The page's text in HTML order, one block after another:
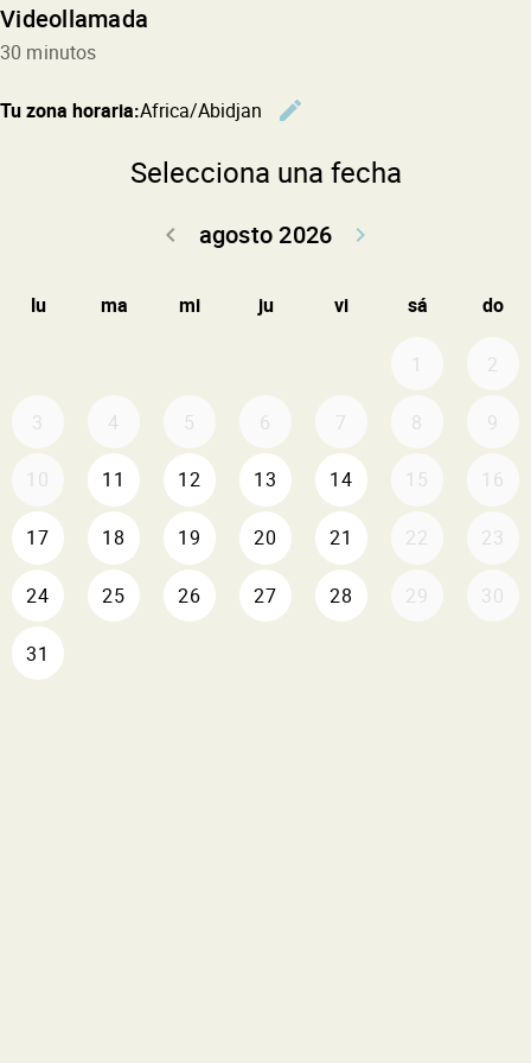
Videollamada
30 minutos
Tu zona horaria:Africa/Abidjan
edit
Selecciona una fecha
agosto 2026
keyboard_arrow_left
keyboard_arrow_right
lu ma mi ju vi sá do
1 2
3 4 5 6 7 8 9
10 11 12 13 14 15 16
17 18 19 20 21 22 23
24 25 26 27 28 29 30
31